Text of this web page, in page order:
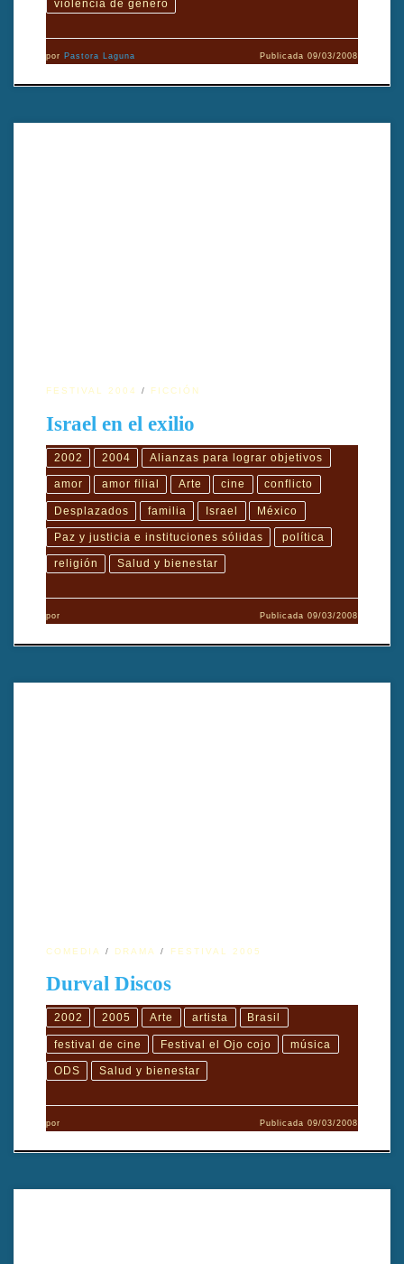
violencia de género
por Pastora Laguna Publicada09/03/2008
FESTIVAL 2004 FICCIÓN
Israel en el exilio
2002 2004 Alianzas para lograr objetivos
amor amor filial Arte cine conflicto
Desplazados familia Israel México
Paz y justicia e instituciones sólidas política
religión Salud y bienestar
por Publicada09/03/2008
COMEDIA DRAMA FESTIVAL 2005
Durval Discos
2002 2005 Arte artista Brasil
festival de cine Festival el Ojo cojo música
ODS Salud y bienestar
por Publicada09/03/2008